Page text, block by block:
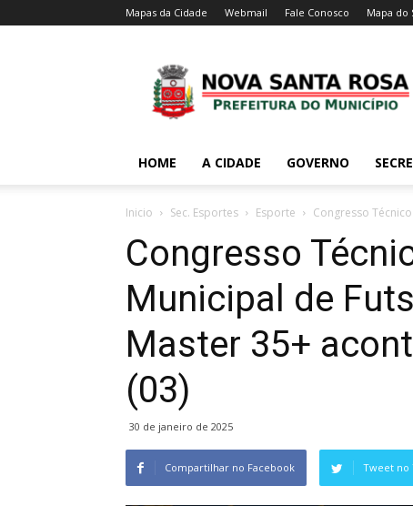
Mapas da Cidade Webmail Fale Conosco Mapa do
HOME A CIDADE GOVERNO
Inicio Sec. Esportes Esporte Congresso
Congresso
Municipal de
Master 35+
(03)
30 de janeiro de 2025
Compartilhar no Facebook Tweet no